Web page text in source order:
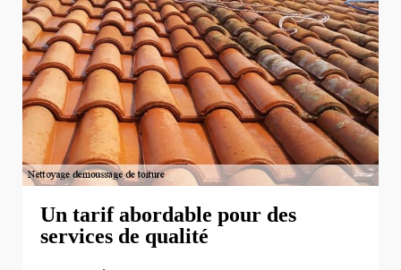
Un tarif abordable pour des
services de qualité